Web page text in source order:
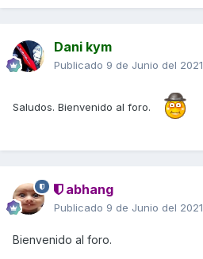
Dani kym
Publicado 9 de Junio del 2021
Saludos. Bienvenido al foro.
abhang
Publicado 9 de Junio del 2021
Bienvenido al foro.